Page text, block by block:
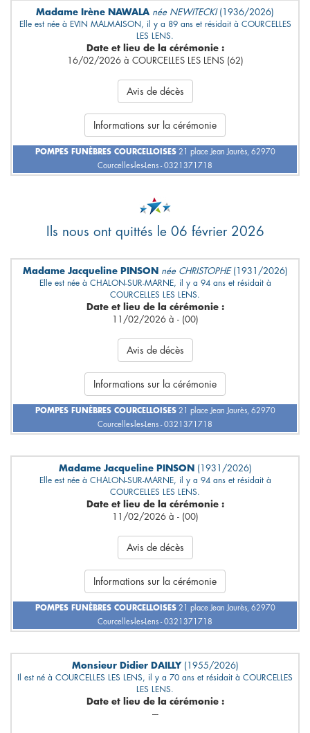
Madame Irène NAWALA née NEWITECKI (1936/2026)
Elle est née à EVIN MALMAISON, il y a 89 ans et résidait à COURCELLES
LES LENS.
Date et lieu de la cérémonie :
16/02/2026 à COURCELLES LES LENS (62)
Avis de décès
Informations sur la cérémonie
POMPES FUNÈBRES COURCELLOISES21 place Jean Jaurès, 62970
Courcelles-les-Lens - 0321371718
Ils nous ont quittés le 06 février 2026
Madame Jacqueline PINSON née CHRISTOPHE (1931/2026)
Elle est née à CHALON-SUR-MARNE, il y a 94 ans et résidait à
COURCELLES LES LENS.
Date et lieu de la cérémonie :
11/02/2026 à - (00)
Avis de décès
Informations sur la cérémonie
POMPES FUNÈBRES COURCELLOISES21 place Jean Jaurès, 62970
Courcelles-les-Lens - 0321371718
Madame Jacqueline PINSON (1931/2026)
Elle est née à CHALON-SUR-MARNE, il y a 94 ans et résidait à
COURCELLES LES LENS.
Date et lieu de la cérémonie :
11/02/2026 à - (00)
Avis de décès
Informations sur la cérémonie
POMPES FUNÈBRES COURCELLOISES21 place Jean Jaurès, 62970
Courcelles-les-Lens - 0321371718
Monsieur Didier DAILLY (1955/2026)
Il est né à COURCELLES LES LENS, il y a 70 ans et résidait à COURCELLES
LES LENS.
Date et lieu de la cérémonie :
---